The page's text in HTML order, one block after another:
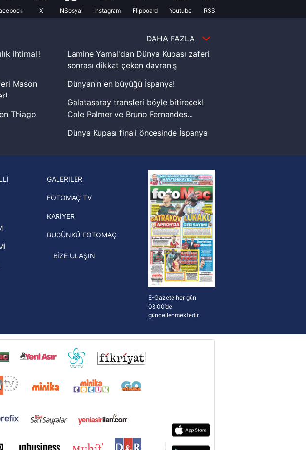
X NSosyal Instagram Flipboard Youtube RSS
DAHA FAZLA
ihtimali!
Mason
Thiago
Gornik
dış
3. Ön
belli
Lamine Yamal'dan Dünya Kupası zaferi
sonrası dikkat çeken davranış
Dünyanın en büyüğü İspanya!
Galatasaray transferi böyle bitirecek!
Cole Palmer ve Bruno Fernandes...
Dünya Kupası finali öncesinde İspanya
şampiyonluk yüzüğü verilecek
Hernan Crespo, Meksika Ligi
ekiplerinden Atlas'ın yeni teknik
direktörü oldu
GALERİLER
FOTOMAÇ TV
KARİYER
BUGÜNKÜ FOTOMAÇ
BİZE ULAŞIN
E-Gazete her gün
08:00’de
güncellenmektedir.